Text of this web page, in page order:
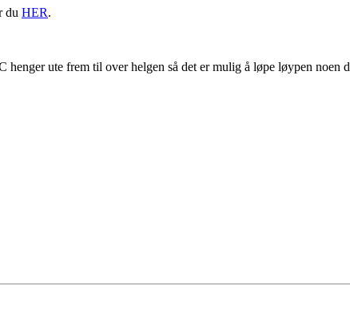
du HER.
ute frem til over helgen så det er mulig å løpe løypen noen